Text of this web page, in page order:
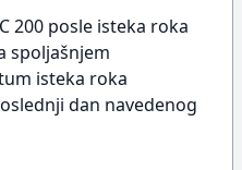
200 posle isteka roka
spoljašnjem
isteka roka
dan navedenog